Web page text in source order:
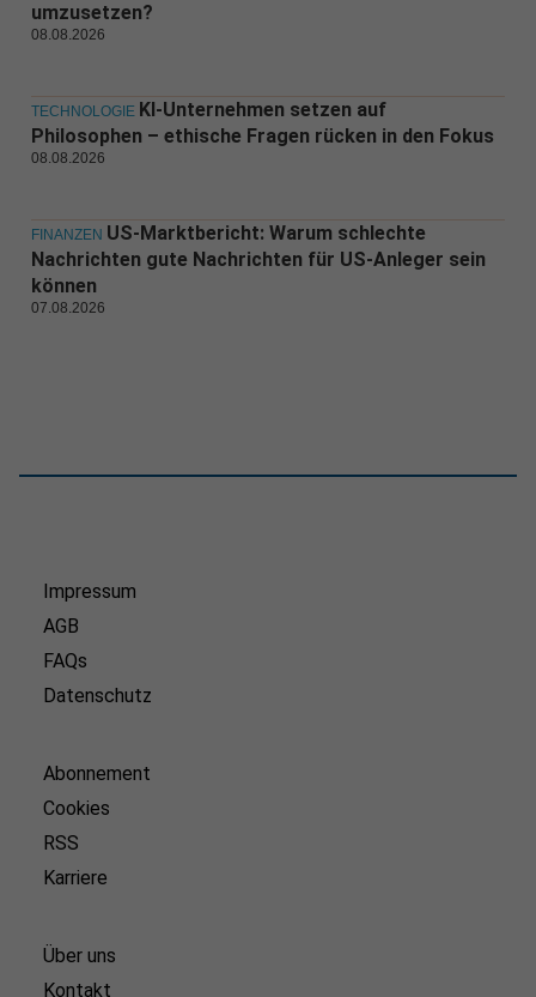
umzusetzen?
08.08.2026
TECHNOLOGIE KI-Unternehmen setzen auf
Philosophen – ethische Fragen rücken in den Fokus
08.08.2026
FINANZEN US-Marktbericht: Warum schlechte
Nachrichten gute Nachrichten für US-Anleger sein
können
07.08.2026
Impressum
AGB
FAQs
Datenschutz
Abonnement
Cookies
RSS
Karriere
Über uns
Kontakt